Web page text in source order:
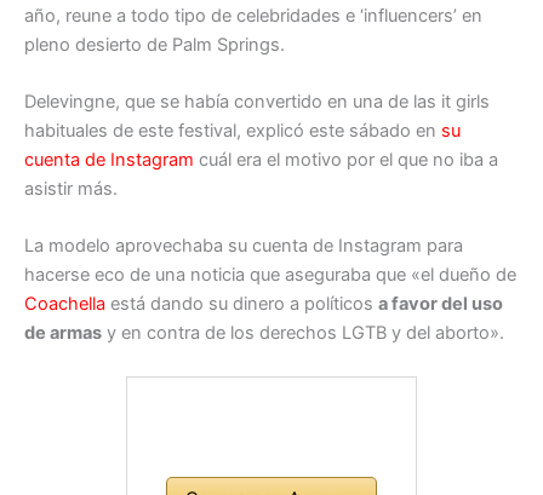
año, reune a todo tipo de celebridades e ‘influencers’ en
pleno desierto de Palm Springs.
Delevingne, que se había convertido en una de las it girls
habituales de este festival, explicó este sábado en su
cuenta de Instagram cuál era el motivo por el que no iba a
asistir más.
La modelo aprovechaba su cuenta de Instagram para
hacerse eco de una noticia que aseguraba que «el dueño de
Coachella está dando su dinero a políticos a favor del uso
de armas y en contra de los derechos LGTB y del aborto».